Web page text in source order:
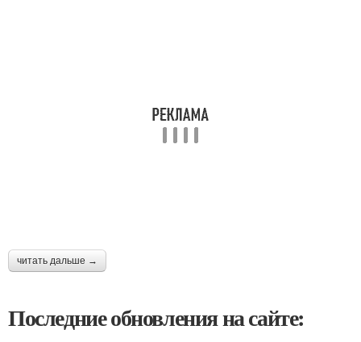
читать дальше →
Последние обновления на сайте: